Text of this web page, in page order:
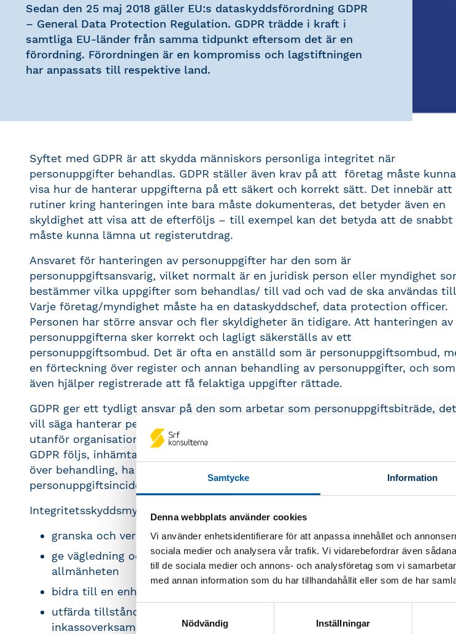
Samtycke Information
Denna webbplats använder cookies
Vi använder enhetsidentifierare för att anpassa innehållet och
sociala medier och analysera vår trafik. Vi vidarebefordrar även
till de sociala medier och annons- och analysföretag som vi
med annan information som du har tillhandahållit eller som de har
Samtyckesval
Nödvändig
Inställningar
Sedan den 25 maj 2018 gäller EU:s dataskyddsförordning GDPR
– General Data Protection Regulation. GDPR trädde i kraft i
samtliga EU-länder från samma tidpunkt eftersom det är en
förordning. Förordningen är en kompromiss och lagstiftningen
har anpassats till respektive land.
Syftet med GDPR är att skydda människors personliga integritet när
personuppgifter behandlas. GDPR ställer även krav på att företag måste kunna
visa hur de hanterar uppgifterna på ett säkert och korrekt sätt. Det innebär att
rutiner kring hanteringen inte bara måste dokumenteras, det betyder även en
skyldighet att visa att de efterföljs – till exempel kan det betyda att de snabbt
måste kunna lämna ut registerutdrag.
Ansvaret för hanteringen av personuppgifter har den som är
personuppgiftsansvarig, vilket normalt är en juridisk person eller myndighet
bestämmer vilka uppgifter som behandlas/ till vad och vad de ska användas
Varje företag/myndighet måste ha en dataskyddschef, data protection officer.
Personen har större ansvar och fler skyldigheter än tidigare. Att hanteringen av
personuppgifterna sker korrekt och lagligt säkerställs av ett
personuppgiftsombud. Det är ofta en anställd som är personuppgiftsombud,
en förteckning över register och annan behandling av personuppgifter, och som
även hjälper registrerade att få felaktiga uppgifter rättade.
GDPR ger ett tydligt ansvar på den som arbetar som personuppgiftsbiträde, det
vill säga hanterar personuppgifter för den personuppgiftsansvariges räkning
utanför organisationen . Ett personuppgiftsbiträde måste lämna garantier för
GDPR följs, inhämta tillstånd, bistå den personuppgiftsansvarige, föra register
över behandling, ha ett eget ansvar för säkerhet och måste anmäla
personuppgiftsincidenter till den personuppgiftsansvarige.
Integritetsskyddsmyndigheten, (IMY) är ansvarig myndighet vars uppdrag är att
granska och verkställa tillämpningen av dataskyddsreglerna
ge vägledning och stöd till myndigheter, företag och organisationer samt
allmänheten
bidra till en enhetlig tillämpning av dataskyddsreglerna inom EU
utfärda tillstånd och genomföra tillsyn avseende kamerabevakning,
inkassoverksamhet och kreditupplysning